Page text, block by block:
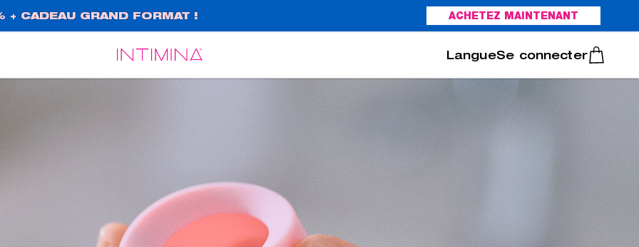
CADEAU GRAND FORMAT ! ACHETEZ MAINTENANT
Português
Se connecter